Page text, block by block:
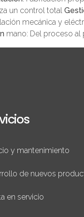
un control total
mecánica y
mano: Del proceso al
y mantenimiento
de nuevos
en servicio